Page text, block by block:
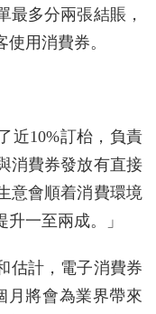
最多分兩張結賬，
用消費券。
近10%訂枱，負責
消費券發放有直接
意會順着消費環境
一至兩成。」
估計，電子消費券
月將會為業界帶來